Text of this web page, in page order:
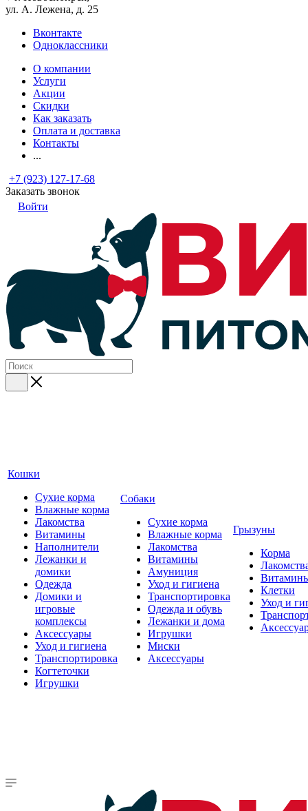
ул. А. Лежена, д. 25
Вконтакте
Одноклассники
О компании
Услуги
Акции
Скидки
Как заказать
Оплата и доставка
Контакты
...
+7 (923) 127-17-68
Заказать звонок
Войти
Кошки
Сухие корма
Влажные корма
Лакомства
Витамины
Наполнители
Лежанки и
домики
Одежда
Домики и
игровые
комплексы
Аксессуары
Уход и гигиена
Транспортировка
Когтеточки
Игрушки
Собаки
Сухие корма
Влажные корма
Лакомства
Витамины
Амуниция
Уход и гигиена
Транспортировка
Одежда и обувь
Лежанки и дома
Игрушки
Миски
Аксессуары
Грызуны
Корма
Клетки
Уход и